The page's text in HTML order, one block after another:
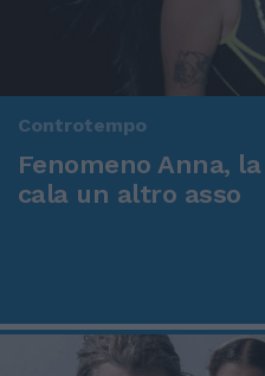
Controtempo
Fenomeno Anna,
cala un altro asso